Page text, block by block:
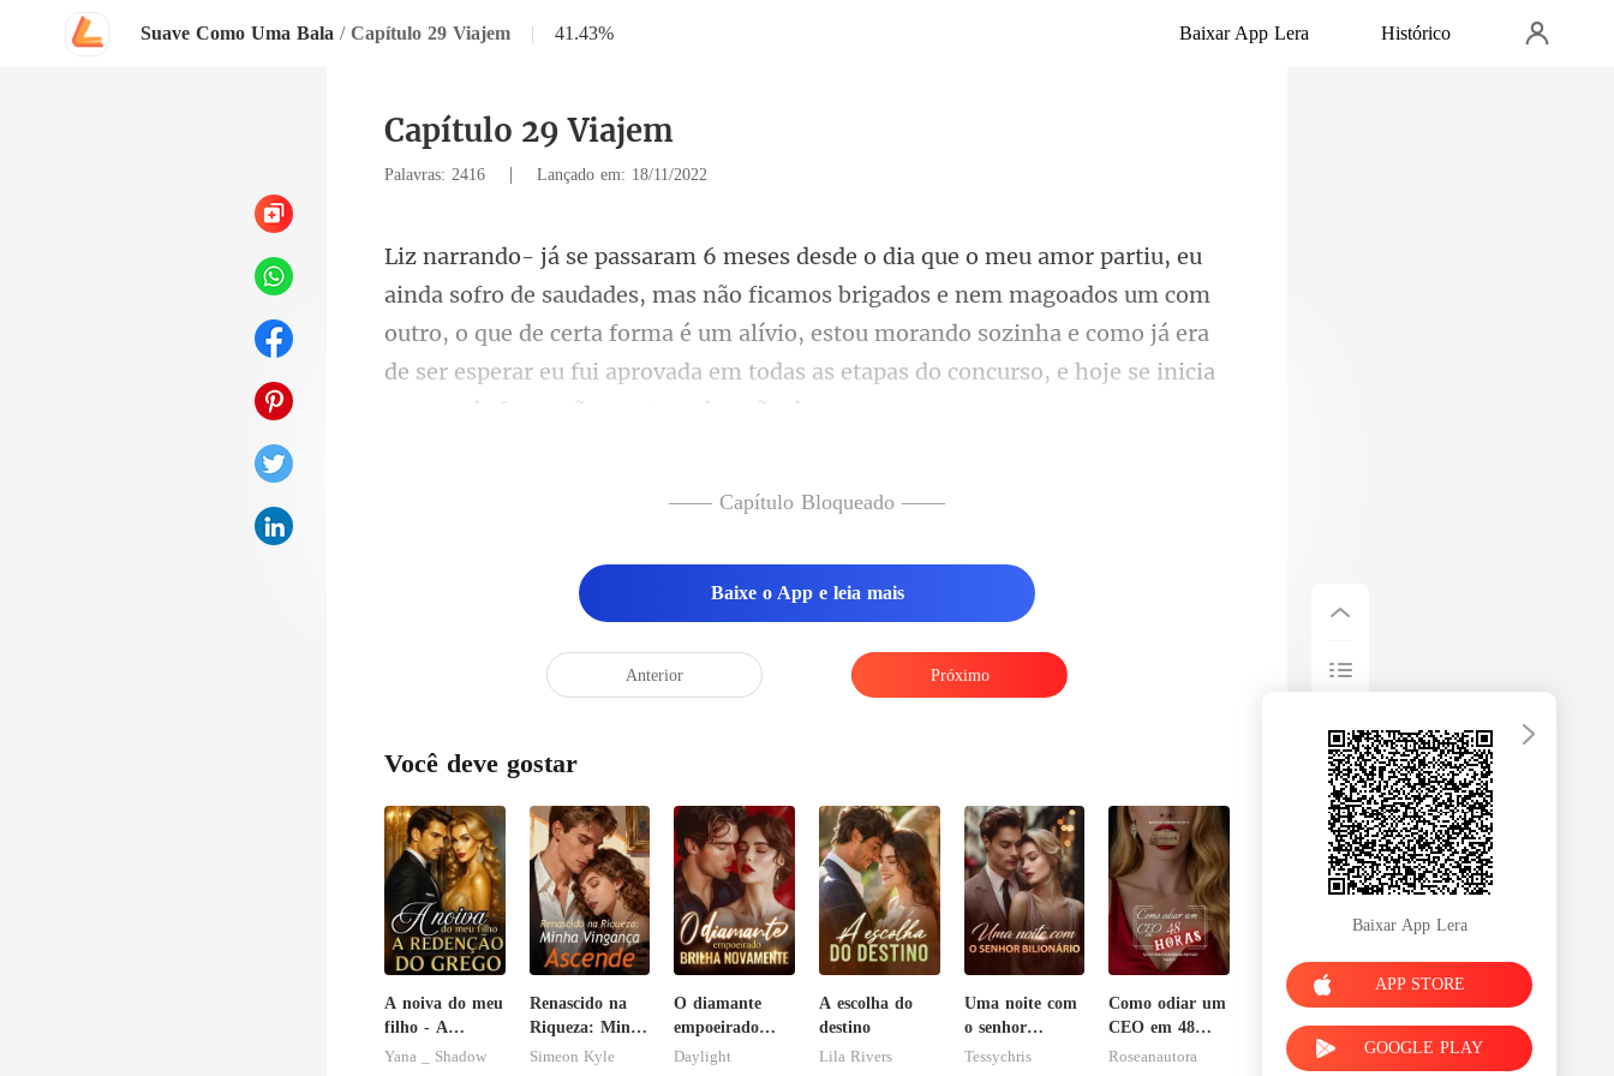
Suave Como Uma Bala / Capítulo 29 Viajem | 41.43% Baixar App Lera Histórico
Capítulo 29 Viajem
Palavras: 2416 | Lançado em: 18/11/2022
brigados e nem magoados um com
outro, o que de certa forma é um alívio, estou morando sozinha e como já era
de ser e
—— Capítulo Bloqueado ——
Baixe o App e leia mais
Anterior Próximo
Você deve gostar
A noiva do meu
filho - A
Redenção do
Yana _ Shadow
Renascido na
Riqueza: Minha
Vingança
Simeon Kyle
O diamante
empoeirado
brilha
Daylight
A escolha do
destino
Lila Rivers
Uma noite com
o senhor
Bilionário
Tessychris
Como odiar um
CEO em 48
horas
Roseanautora
Baixar App Lera
APP STORE
GOOGLE PLAY